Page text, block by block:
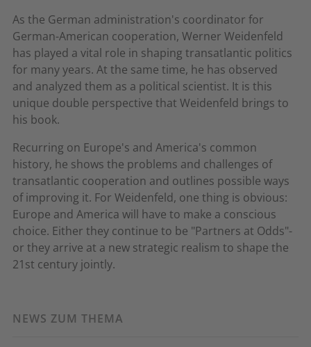
As the German administration's coordinator for
German-American cooperation, Werner Weidenfeld
has played a vital role in shaping transatlantic politics
for many years. At the same time, he has observed
and analyzed them as a political scientist. It is this
unique double perspective that Weidenfeld brings to
his book.
Recurring on Europe's and America's common
history, he shows the problems and challenges of
transatlantic cooperation and outlines possible ways
of improving it. For Weidenfeld, one thing is obvious:
Europe and America will have to make a conscious
choice. Either they continue to be "Partners at Odds"-
or they arrive at a new strategic realism to shape the
21st century jointly.
NEWS ZUM THEMA